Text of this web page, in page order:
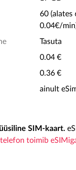
60 (alates
0.04€/
Tasuta
0.04 €
0.36 €
ainult
SIM-kaart.
telefon toimib